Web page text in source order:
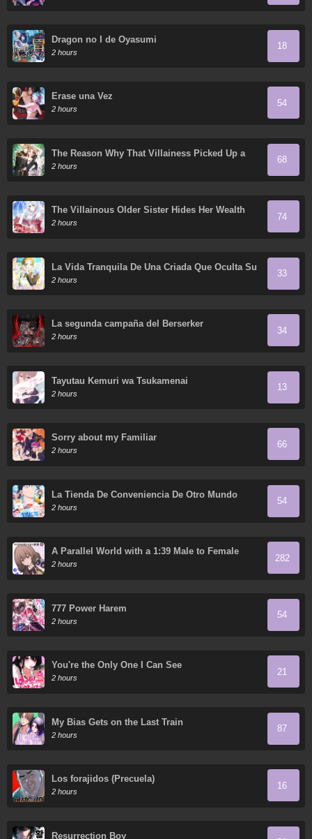
Dragon no I de Oyasumi
2 hours
18
Érase una Vez
2 hours
54
The Reason Why That Villainess Picked Up a
Sword
2 hours
68
The Villainous Older Sister Hides Her Wealth
2 hours
74
La Vida Tranquila De Una Criada Que Oculta Su
Poder Y Lo Disfruta
2 hours
33
La segunda campaña del Berserker
2 hours
34
Tayutau Kemuri wa Tsukamenai
2 hours
13
Sorry about my Familiar
2 hours
66
La Tienda De Conveniencia De Otro Mundo
2 hours
54
A Parallel World with a 1:39 Male to Female
Ratio is Unexpectedly Normal (Fan Colored)
2 hours
282
777 Power Harem
2 hours
54
You're the Only One I Can See
2 hours
21
My Bias Gets on the Last Train
2 hours
87
Los forajidos (Precuela)
2 hours
16
Resurrection Boy